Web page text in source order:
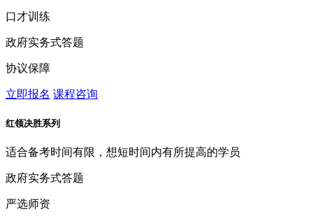
口才训练
政府实务式答题
协议保障
立即报名 课程咨询
红领决胜系列
适合备考时间有限，想短时间内有所提高的学员
政府实务式答题
严选师资